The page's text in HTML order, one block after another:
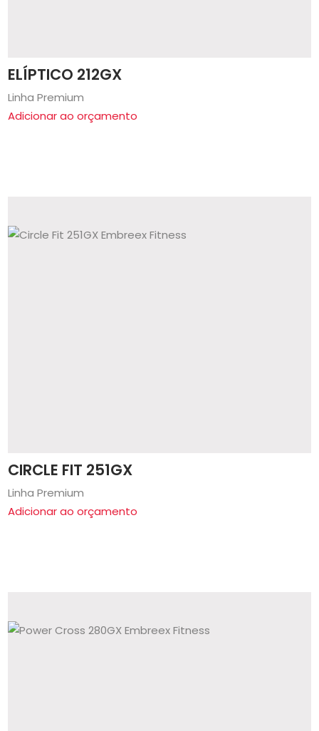
ELÍPTICO 212GX
Linha Premium
Adicionar ao orçamento
CIRCLE FIT 251GX
Linha Premium
Adicionar ao orçamento